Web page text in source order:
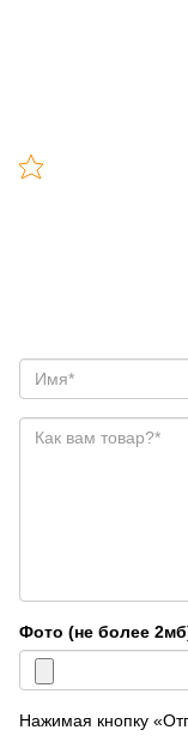
Фото (не более
Нажимая кнопку